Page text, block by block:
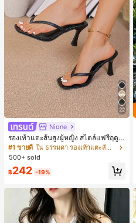
22
Nione
รองเท้าแตะส้นสูงผู้หญิง สไตล์แฟรี่ฤดูร้
อน ส้นบาง แบบคีบ แต่งสายคาดผม รอ
งเท้าแตะชายหาดสำหรับเที่ยวพักผ่อน
แฟชั่นสายไขว้ สำหรับเดทไนท์
#1 ขายดี
ใน ธรรมดา รองเท้าแตะส้นสูงผู้หญิง
500+ sold
฿242 -19%